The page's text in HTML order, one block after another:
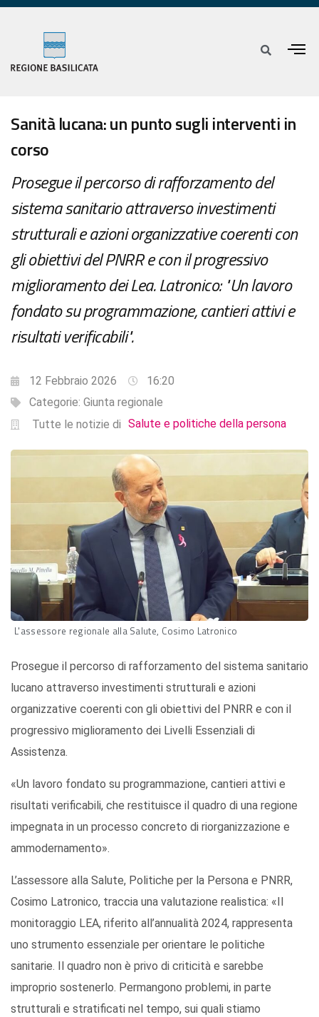
Sanità lucana: un punto sugli interventi in
corso
Prosegue il percorso di rafforzamento del
sistema sanitario attraverso investimenti
strutturali e azioni organizzative coerenti con
gli obiettivi del PNRR e con il progressivo
miglioramento dei Lea. Latronico: "Un lavoro
fondato su programmazione, cantieri attivi e
risultati verificabili".
12 Febbraio 2026
16:20
Categorie: Giunta regionale
Tutte le notizie di Salute e politiche della persona
L'assessore regionale alla Salute, Cosimo Latronico
Prosegue il percorso di rafforzamento del sistema sanitario
lucano attraverso investimenti strutturali e azioni
organizzative coerenti con gli obiettivi del PNRR e con il
progressivo miglioramento dei Livelli Essenziali di
Assistenza.
«Un lavoro fondato su programmazione, cantieri attivi e
risultati verificabili, che restituisce il quadro di una regione
impegnata in un processo concreto di riorganizzazione e
ammodernamento».
L’assessore alla Salute, Politiche per la Persona e PNRR,
Cosimo Latronico, traccia una valutazione realistica: «Il
monitoraggio LEA, riferito all’annualità 2024, rappresenta
uno strumento essenziale per orientare le politiche
sanitarie. Il quadro non è privo di criticità e sarebbe
improprio sostenerlo. Permangono problemi, in parte
strutturali e stratificati nel tempo, sui quali stiamo